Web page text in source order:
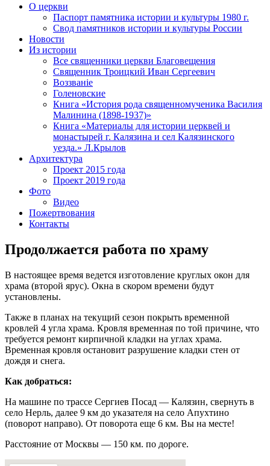
О церкви
Паспорт памятника истории и культуры 1980 г.
Свод памятников истории и культуры России
Новости
Из истории
Все священники церкви Благовещения
Священник Троицкий Иван Сергеевич
Воззванiе
Голеновские
Книга «История рода священномученика Василия
Малинина (1898-1937)»
Книга «Материалы для истории церквей и
монастырей г. Калязина и сел Калязинского
уезда.» Л.Крылов
Архитектура
Проект 2015 года
Проект 2019 года
Фото
Видео
Пожертвования
Контакты
Продолжается работа по храму
В настоящее время ведется изготовление круглых окон для
храма (второй ярус). Окна в скором времени будут
установлены.
Также в планах на текущий сезон покрыть временной
кровлей 4 угла храма. Кровля временная по той причине, что
требуется ремонт кирпичной кладки на углах храма.
Временная кровля остановит разрушение кладки стен от
дождя и снега.
Как добраться:
На машине по трассе Сергиев Посад — Калязин, свернуть в
село Нерль, далее 9 км до указателя на село Апухтино
(поворот направо). От поворота еще 6 км. Вы на месте!
Расстояние от Москвы — 150 км. по дороге.